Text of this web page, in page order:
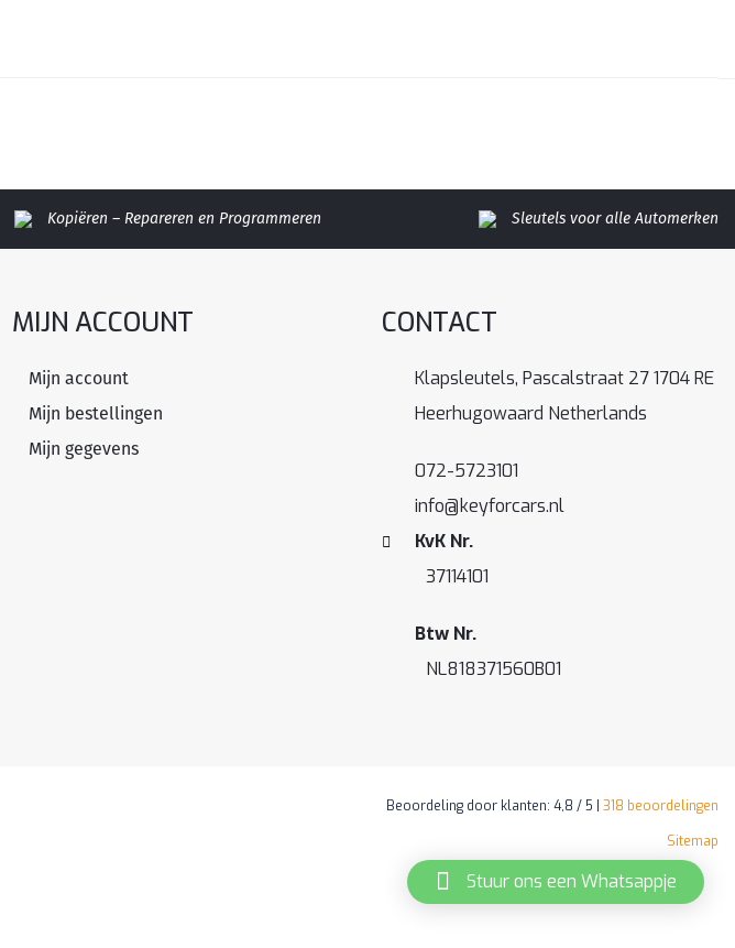
Kopiëren – Repareren en Programmeren Sleutels voor alle Automerken
MIJN ACCOUNT
Mijn account
Mijn bestellingen
Mijn gegevens
CONTACT
Klapsleutels, Pascalstraat 27 1704 RE
Heerhugowaard Netherlands
072-5723101
info@keyforcars.nl
KvK Nr.
37114101
Btw Nr.
NL818371560B01
Beoordeling door klanten: 4,8 /5 | 318 beoordelingen
Sitemap
Stuur ons een Whatsappje